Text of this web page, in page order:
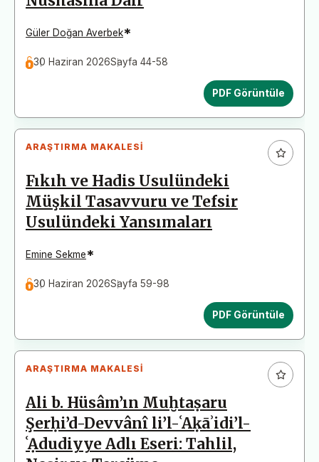
Güler Doğan Averbek*
30 Haziran 2026Sayfa 44-58
PDF Görüntüle
ARAŞTIRMA MAKALESI
Fıkıh ve Hadis Usulündeki
Müşkil Tasavvuru ve Tefsir
Usulündeki Yansımaları
Emine Sekme*
30 Haziran 2026Sayfa 59-98
PDF Görüntüle
ARAŞTIRMA MAKALESI
Ali b. Hüsâm’ın Muḫtaṣaru
Şerḥi’d-Devvânî li’l-ʿAḳāʾidi’l-
ʿẠdudiyye Adlı Eseri: Tahlil,